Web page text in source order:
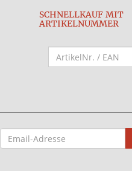
SCHNELLKAUF MIT
ARTIKELNUMMER
EMAIL-
ADRESSE